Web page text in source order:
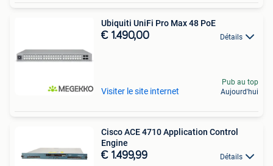
Ubiquiti UniFi Pro Max 48 PoE
€ 1.490,00 Détails
Visiter le site internet
Pub au top
Aujourd'hui
Cisco ACE 4710 Application Control
Engine
€ 1.499,99 Détails